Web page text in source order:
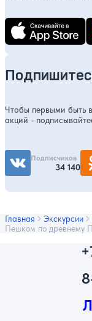
Чтобы первыми быть
акций -
Подписчиков
34 140
Главная Экскурсии
Пешком по древнему